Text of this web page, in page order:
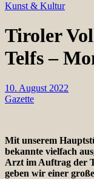
Kunst & Kultur
Tiroler
Telfs –
10. August 2022
Gazette
Mit unserem
bekannte vielfach
Arzt im Auftrag der
geben wir einer